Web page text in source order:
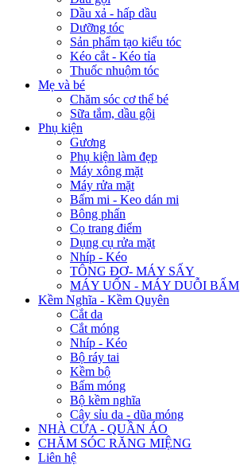
Dầu xả - hấp dầu
Dưỡng tóc
Sản phẩm tạo kiểu tóc
Kéo cắt - Kéo tỉa
Thuốc nhuộm tóc
Mẹ và bé
Chăm sóc cơ thể bé
Sữa tắm, dầu gội
Phụ kiện
Gương
Phụ kiện làm đẹp
Máy xông mặt
Máy rửa mặt
Bấm mi - Keo dán mi
Bông phấn
Cọ trang điểm
Dụng cụ rửa mặt
Nhíp - Kéo
TÔNG ĐƠ- MÁY SẤY
MÁY UỐN - MÁY DUỖI BẤM
Kềm Nghĩa - Kềm Quyên
Cắt da
Cắt móng
Nhíp - Kéo
Bộ ráy tai
Kềm bộ
Bấm móng
Bộ kềm nghĩa
Cây sỉu da - dũa móng
NHÀ CỬA - QUẦN ÁO
CHĂM SÓC RĂNG MIỆNG
Liên hệ